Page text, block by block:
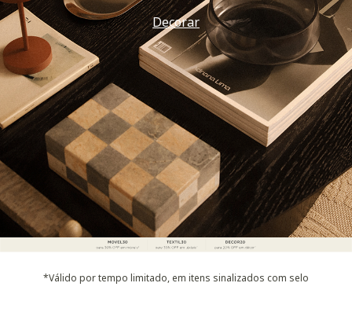
Decorar
*Válido por tempo limitado, em itens sinalizados com selo